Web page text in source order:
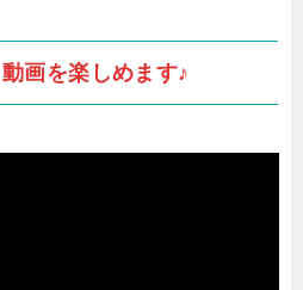
画を楽しめます♪